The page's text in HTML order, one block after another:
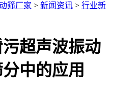
筛厂家 > 新闻资讯 > 行业新
超声波振动
中的应用